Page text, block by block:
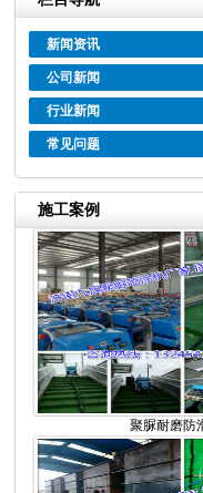
新闻资讯
公司新闻
行业新闻
常见问题
施工案例
聚脲耐磨防